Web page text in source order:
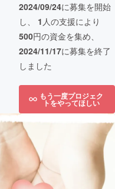
2024/09/24に募集を開始
し、 1 人の支援により
500円の資金を集め、
2024/11/17に募集を終了
しました
もう一度プロジェク
トをやってほしい